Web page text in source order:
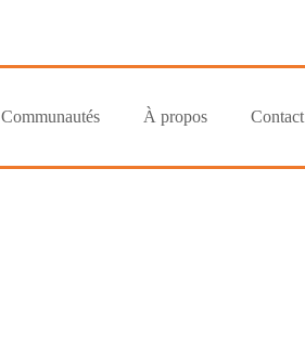
Communautés À propos Contact